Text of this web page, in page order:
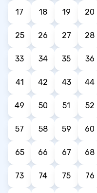
17 18 19 20
25 26 27 28
33 34 35 36
41 42 43 44
49 50 51 52
57 58 59 60
65 66 67 68
73 74 75 76